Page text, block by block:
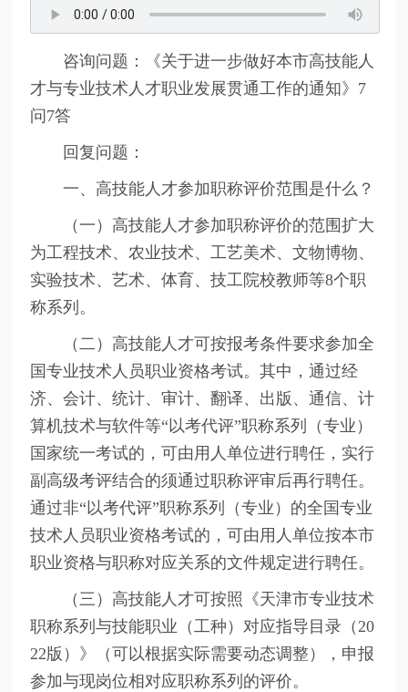
咨询问题：《关于进一步做好本市高技能人
才与专业技术人才职业发展贯通工作的通知》7
问7答
回复问题：
一、高技能人才参加职称评价范围是什么？
（一）高技能人才参加职称评价的范围扩大
为工程技术、农业技术、工艺美术、文物博物、
实验技术、艺术、体育、技工院校教师等8个职
称系列。
（二）高技能人才可按报考条件要求参加全
国专业技术人员职业资格考试。其中，通过经
济、会计、统计、审计、翻译、出版、通信、计
算机技术与软件等“以考代评”职称系列（专业）
国家统一考试的，可由用人单位进行聘任，实行
副高级考评结合的须通过职称评审后再行聘任。
通过非“以考代评”职称系列（专业）的全国专业
技术人员职业资格考试的，可由用人单位按本市
职业资格与职称对应关系的文件规定进行聘任。
（三）高技能人才可按照《天津市专业技术
职称系列与技能职业（工种）对应指导目录（20
22版）》（可以根据实际需要动态调整），申报
参加与现岗位相对应职称系列的评价。